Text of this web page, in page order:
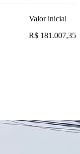
Valor inicial
R$ 181.007,35